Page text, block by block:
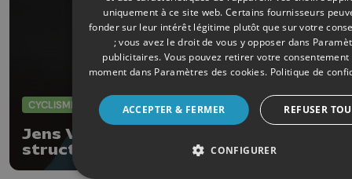
CYCLISME 01/06/2026
Jens Verbrugghe promu dans la
structure WorldTour de NSN en
2027
uniquement à ce site web. Certains fournisseurs
fonder sur leur intérêt légitime plutôt que sur votre
; vous avez le droit de vous y opposer dans
publicitaires. Vous pouvez retirer votre
moment dans Paramètres des cookies. Politique de
ACCEPTER & FERMER REFUSER
CONFIGURER